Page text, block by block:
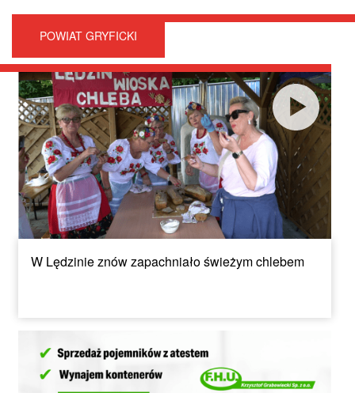
POWIAT GRYFICKI
W Lędzinie znów zapachniało świeżym chlebem